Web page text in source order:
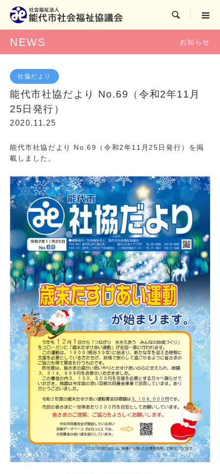

NEWS お知らせ
社協だより
能代市社協だより No.69（令和2年11月
25日発行）
2020.11.25
能代市社協だより No.69（令和2年11月25日発行）を掲
載しました。